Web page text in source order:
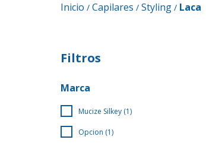
Inicio / Capilares / Styling / Laca
Filtros
Marca
Mucize Silkey (1)
Opcion (1)